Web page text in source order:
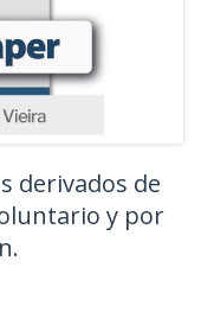
derivados de
y por